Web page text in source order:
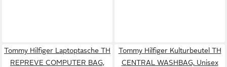
Tommy Hilfiger Laptoptasche TH
REPREVE COMPUTER BAG,
Tommy Hilfiger Kulturbeutel TH
CENTRAL WASHBAG, Unisex